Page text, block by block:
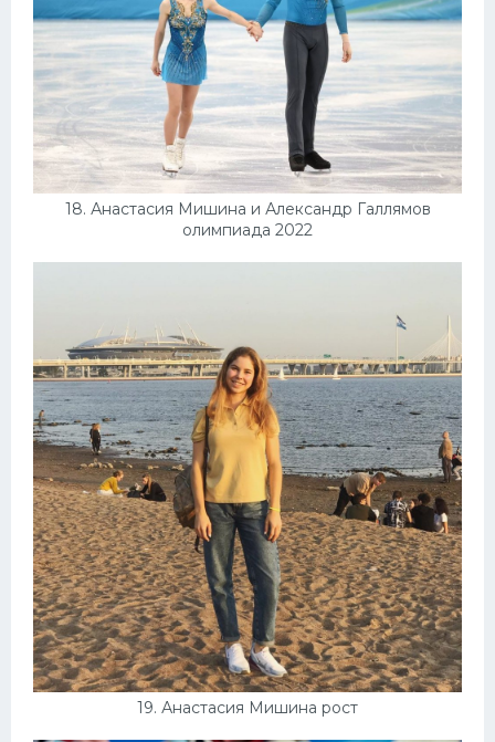
18. Анастасия Мишина и Александр Галлямов
олимпиада 2022
19. Анастасия Мишина рост